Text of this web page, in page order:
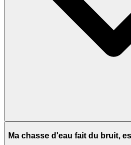
Ma chasse d'eau fait du bruit,